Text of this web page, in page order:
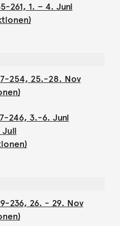
261, 1. – 4. Juni
254, 25.-28. Nov
246, 3.-6. Juni
Juli
236, 26. - 29. Nov